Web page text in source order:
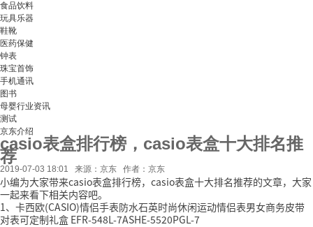
食品饮料
玩具乐器
鞋靴
医药保健
钟表
珠宝首饰
手机通讯
图书
母婴行业资讯
测试
京东介绍
casio表盒排行榜，casio表盒十大排名推
荐
2019-07-03 18:01 来源：京东 作者：京东
小编为大家带来casio表盒排行榜，casio表盒十大排名推荐的文章，大家
一起来看下相关内容吧。
1、卡西欧(CASIO)情侣手表防水石英时尚休闲运动情侣表男女商务皮带
对表可定制礼盒 EFR-548L-7ASHE-5520PGL-7